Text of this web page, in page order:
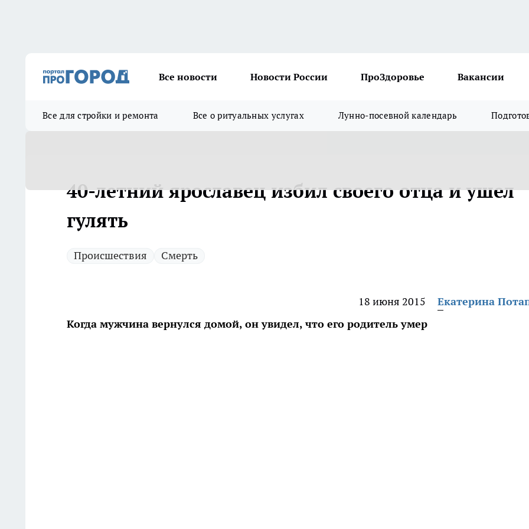
Все новости Новости России ПроЗдоровье Вакансии
Все для стройки и ремонта Все о ритуальных услугах Лунно-посевной календарь
40-летний ярославец избил своего отца и ушел
гулять
Происшествия Смерть
18 июня 2015
Екатерина
Когда мужчина вернулся домой, он увидел, что его родитель умер